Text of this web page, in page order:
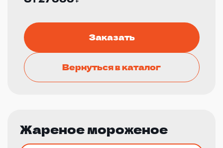
Заказать
Вернуться в каталог
Жареное мороженое